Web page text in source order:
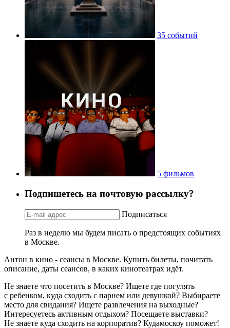
35 событий
5 фильмов
Подпишетесь на почтовую рассылку?
Подписаться
Раз в неделю мы будем писать о предстоящих событиях
в Москве.
Антон в кино - сеансы в Москве. Купить билеты, почитать
описание, даты сеансов, в каких кинотеатрах идёт.
Не знаете что посетить в Москве? Ищете где погулять
с ребенком, куда сходить с парнем или девушкой? Выбираете
место для свидания? Ищете развлечения на выходные?
Интересуетесь активным отдыхом? Посещаете выставки?
Не знаете куда сходить на корпоратив? Кудамоскоу поможет!